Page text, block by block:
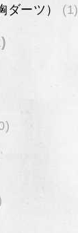
ダーツ）
(1)